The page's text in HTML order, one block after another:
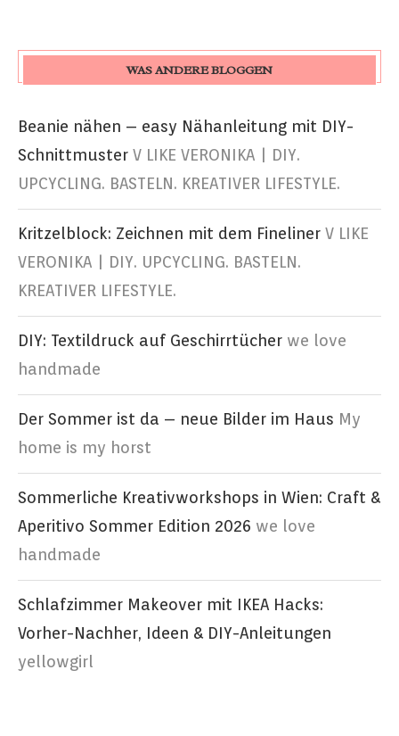
WAS ANDERE BLOGGEN
Beanie nähen – easy Nähanleitung mit DIY-
Schnittmuster V LIKE VERONIKA | DIY.
UPCYCLING. BASTELN. KREATIVER LIFESTYLE.
Kritzelblock: Zeichnen mit dem Fineliner V LIKE
VERONIKA | DIY. UPCYCLING. BASTELN.
KREATIVER LIFESTYLE.
DIY: Textildruck auf Geschirrtücher we love
handmade
Der Sommer ist da – neue Bilder im Haus My
home is my horst
Sommerliche Kreativworkshops in Wien: Craft &
Aperitivo Sommer Edition 2026 we love
handmade
Schlafzimmer Makeover mit IKEA Hacks:
Vorher-Nachher, Ideen & DIY-Anleitungen
yellowgirl